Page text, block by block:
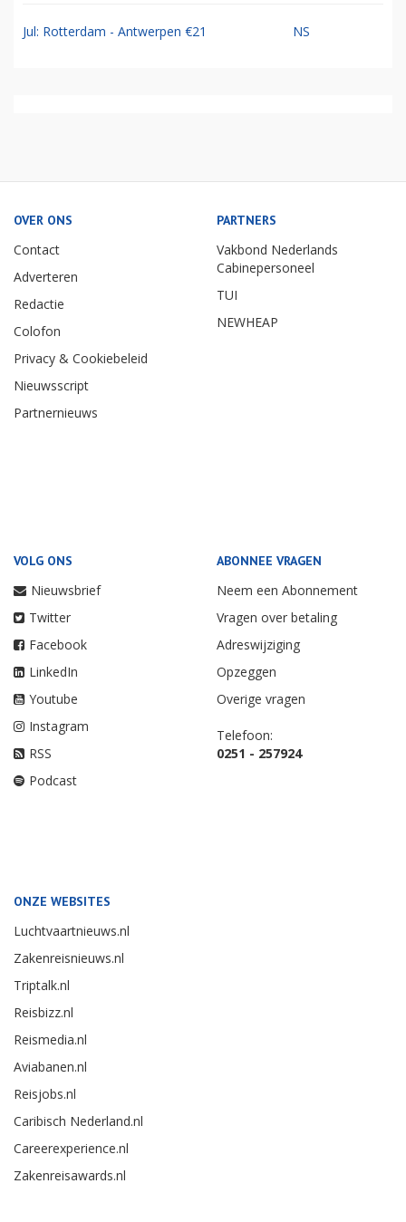
Jul: Rotterdam - Antwerpen €21 NS
OVER ONS
Contact
Adverteren
Redactie
Colofon
Privacy & Cookiebeleid
Nieuwsscript
Partnernieuws
PARTNERS
Vakbond Nederlands
Cabinepersoneel
TUI
NEWHEAP
VOLG ONS
Nieuwsbrief
Twitter
Facebook
LinkedIn
Youtube
Instagram
RSS
Podcast
ABONNEE VRAGEN
Neem een Abonnement
Vragen over betaling
Adreswijziging
Opzeggen
Overige vragen
Telefoon:
0251 - 257924
ONZE WEBSITES
Luchtvaartnieuws.nl
Zakenreisnieuws.nl
Triptalk.nl
Reisbizz.nl
Reismedia.nl
Aviabanen.nl
Reisjobs.nl
Caribisch Nederland.nl
Careerexperience.nl
Zakenreisawards.nl